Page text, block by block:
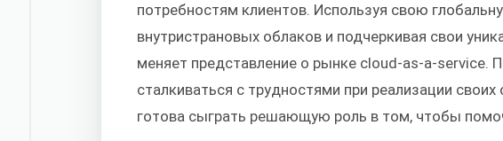
потребностям клиентов. Используя свою
внутристрановых облаков и подчеркивая свои
меняет представление о рынке cloud-as-a-service.
сталкиваться с трудностями при реализации
готова сыграть решающую роль в том, чтобы